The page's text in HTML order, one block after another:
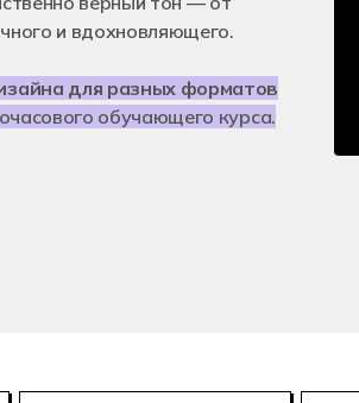
моделирование в строительстве
и вдохновляющего.
для разных форматов
обучающего курса.